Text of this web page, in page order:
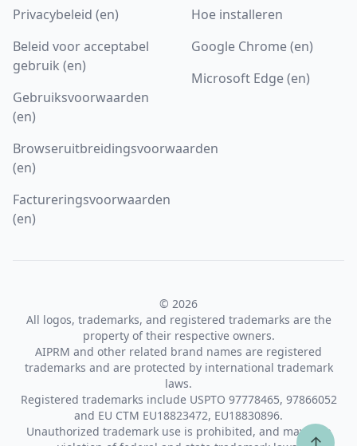
Privacybeleid (en)
Beleid voor acceptabel
gebruik (en)
Gebruiksvoorwaarden
(en)
Browseruitbreidingsvoorwaarden
(en)
Factureringsvoorwaarden
(en)
Hoe installeren
Google Chrome (en)
Microsoft Edge (en)
© 2026
All logos, trademarks, and registered trademarks are the
property of their respective owners.
AIPRM and other related brand names are registered
trademarks and are protected by international trademark
laws.
Registered trademarks include USPTO 97778465, 97866052
and EU CTM EU18823472, EU18830896.
Unauthorized trademark use is prohibited, and may be a